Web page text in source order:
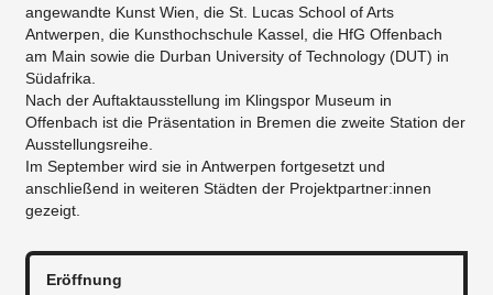
angewandte Kunst Wien, die St. Lucas School of Arts
Antwerpen, die Kunsthochschule Kassel, die HfG Offenbach
am Main sowie die Durban University of Technology (DUT) in
Südafrika.
Nach der Auftaktausstellung im Klingspor Museum in
Offenbach ist die Präsentation in Bremen die zweite Station der
Ausstellungsreihe.
Im September wird sie in Antwerpen fortgesetzt und
anschließend in weiteren Städten der Projektpartner:innen
gezeigt.
Eröffnung